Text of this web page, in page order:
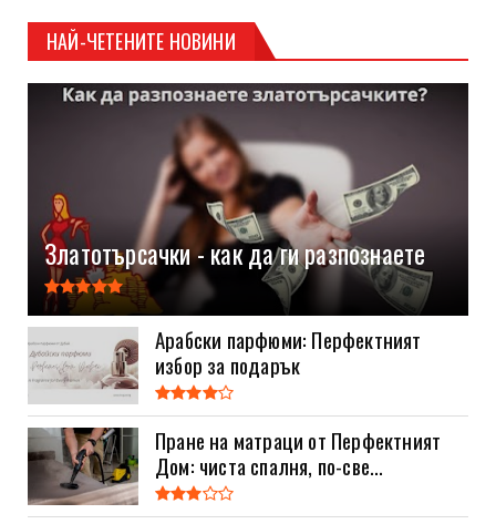
НАЙ-ЧЕТЕНИТЕ НОВИНИ
Златотърсачки - как да ги разпознаете
Арабски парфюми: Перфектният
избор за подарък
Пране на матраци от Перфектният
Дом: чиста спалня, по-све...